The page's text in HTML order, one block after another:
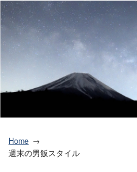
Home
週末の男飯スタイル